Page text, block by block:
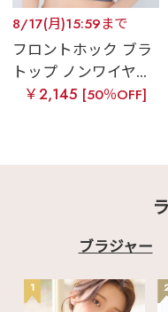
8/17(月)15:59まで
フロントホック ブラ
トップ ノンワイヤ...
￥2,145 [50％OFF]
ブラジャー
1